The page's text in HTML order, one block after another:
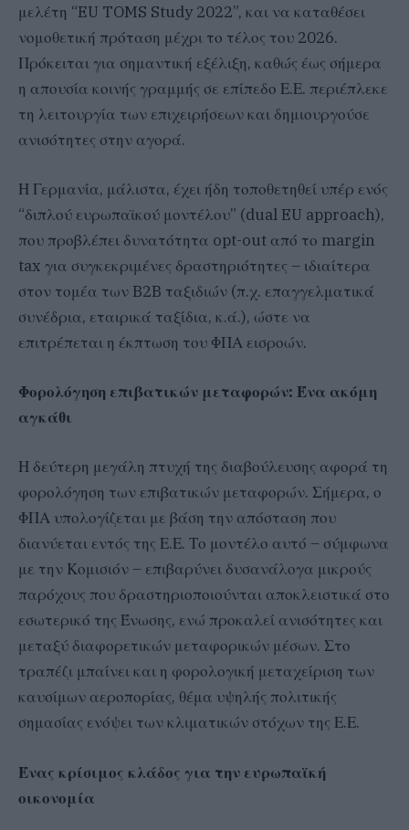
μελέτη “EU TOMS Study 2022”, και να καταθέσει
νομοθετική πρόταση μέχρι το τέλος του 2026.
Πρόκειται για σημαντική εξέλιξη, καθώς έως σήμερα
η απουσία κοινής γραμμής σε επίπεδο Ε.Ε. περιέπλεκε
τη λειτουργία των επιχειρήσεων και δημιουργούσε
ανισότητες στην αγορά.
Η Γερμανία, μάλιστα, έχει ήδη τοποθετηθεί υπέρ ενός
“διπλού ευρωπαϊκού μοντέλου” (dual EU approach),
που προβλέπει δυνατότητα opt-out από το margin
tax για συγκεκριμένες δραστηριότητες – ιδιαίτερα
στον τομέα των B2B ταξιδιών (π.χ. επαγγελματικά
συνέδρια, εταιρικά ταξίδια, κ.ά.), ώστε να
επιτρέπεται η έκπτωση του ΦΠΑ εισροών.
Φορολόγηση επιβατικών μεταφορών: Ένα ακόμη
αγκάθι
Η δεύτερη μεγάλη πτυχή της διαβούλευσης αφορά τη
φορολόγηση των επιβατικών μεταφορών. Σήμερα, ο
ΦΠΑ υπολογίζεται με βάση την απόσταση που
διανύεται εντός της Ε.Ε. Το μοντέλο αυτό – σύμφωνα
με την Κομισιόν – επιβαρύνει δυσανάλογα μικρούς
παρόχους που δραστηριοποιούνται αποκλειστικά στο
εσωτερικό της Ένωσης, ενώ προκαλεί ανισότητες και
μεταξύ διαφορετικών μεταφορικών μέσων. Στο
τραπέζι μπαίνει και η φορολογική μεταχείριση των
καυσίμων αεροπορίας, θέμα υψηλής πολιτικής
σημασίας ενόψει των κλιματικών στόχων της Ε.Ε.
Ένας κρίσιμος κλάδος για την ευρωπαϊκή
οικονομία